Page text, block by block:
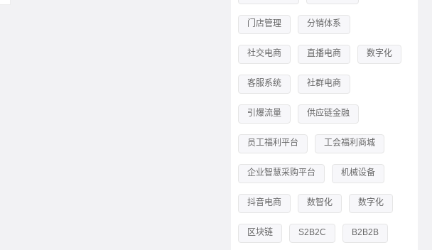
门店管理 分销体系
社交电商 直播电商 数字化
客服系统 社群电商
引爆流量 供应链金融
员工福利平台 工会福利商城
企业智慧采购平台 机械设备
抖音电商 数智化 数字化
区块链 S2B2C B2B2B